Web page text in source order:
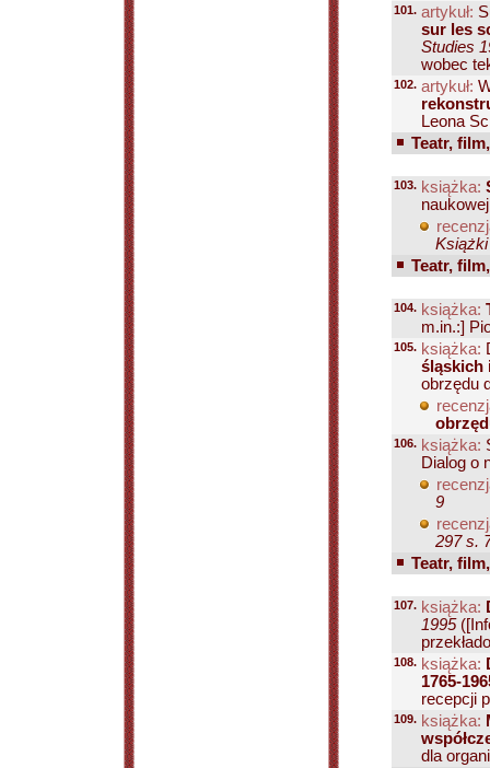
101. artykuł:
sur les
Studies
wobec
102. artykuł:
Leona
Teatr,
103. książka:
Teatr,
104. książka:
m.in.:]
105. książka:
śląskich
obrzędu
106. książka:
Dialog o
9
297 s.
Teatr,
107. książka:
1995
108. książka:
1765-
recepcji
109. książka:
dla